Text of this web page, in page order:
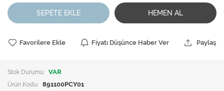
SEPETE EKLE HEMEN AL
Favorilere Ekle Fiyatı Düşünce Haber Ver Paylaş
Stok Durumu: VAR
Ürün Kodu: 891100PCY01